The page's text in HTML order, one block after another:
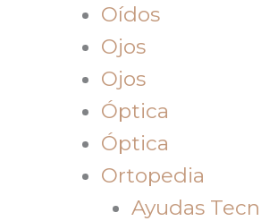
Oídos
Ojos
Ojos
Óptica
Óptica
Ortopedia
Ayudas